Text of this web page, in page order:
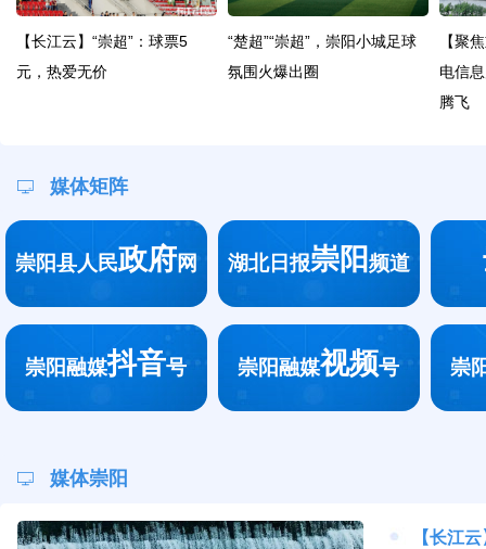
【长江云】“崇超”：球票5
元，热爱无价
“楚超”“崇超”，崇阳小城足球
氛围火爆出圈
【聚
电信
腾飞
媒体矩阵
崇阳县人民政府网 湖北日报崇阳频道
崇阳融媒抖音号 崇阳融媒视频号 崇
媒体崇阳
【长江